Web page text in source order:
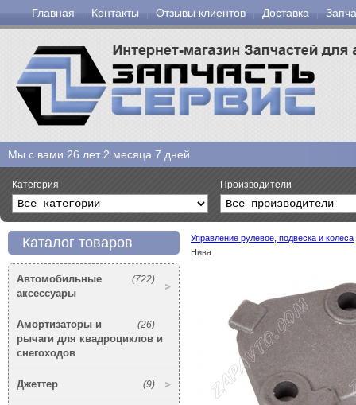
Главная Контакты Отзывы клиентов Доставка
Мы с вами 26 лет 2 месяца 7 дней
Категория Производители
Каталог товаров
(722)
Автомобильные
аксессуары
(26)
Амортизаторы и
рычаги для квадроциклов и
снегоходов
(9)
Джеттер
Управление рулевое, подвеска и колеса
Нива